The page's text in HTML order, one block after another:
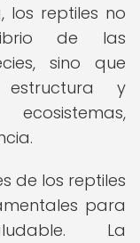
los reptiles no
de las
sino que
y
de los reptiles
para
La